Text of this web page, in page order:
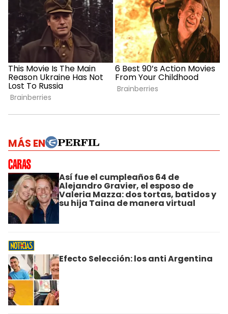
MÁS EN
Así fue el cumpleaños 64 de
Alejandro Gravier, el esposo de
Valeria Mazza: dos tortas, batidos y
su hija Taina de manera virtual
Efecto Selección: los anti Argentina